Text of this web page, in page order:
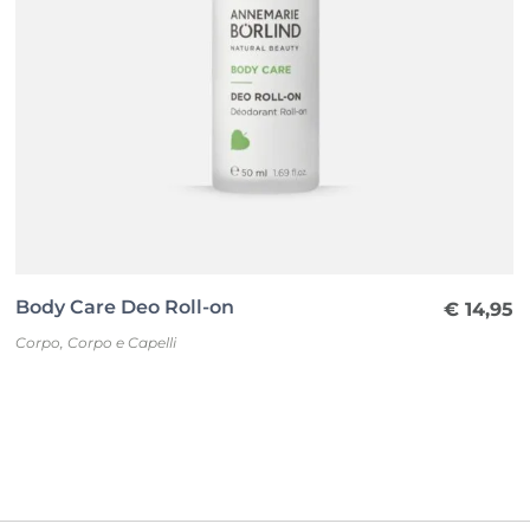
Body Care Deo Roll-on
Corpo,Corpo e Capelli
€ 14,95